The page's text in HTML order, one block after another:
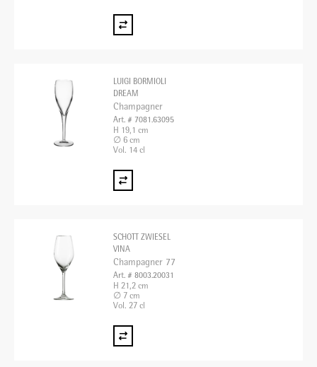
LUIGI BORMIOLI
DREAM
Champagner
Art. # 7081.63095
H 19,1 cm
∅ 6 cm
Vol. 14 cl
SCHOTT ZWIESEL
VINA
Champagner 77
Art. # 8003.20031
H 21,2 cm
∅ 7 cm
Vol. 27 cl